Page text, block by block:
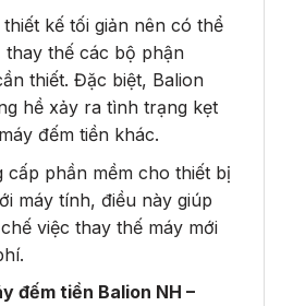
kế tối giản nên có thể
thay thế các bộ phận
thiết. Đặc biệt, Balion
hề xảy ra tình trạng kẹt
đếm tiền khác.
cấp phần mềm cho thiết bị
máy tính, điều này giúp
việc thay thế máy mới
đếm tiền Balion NH –